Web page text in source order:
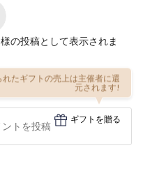
様の投稿として表示されま
れたギフトの売上は主催者に還
元されます!
ギフトを贈る